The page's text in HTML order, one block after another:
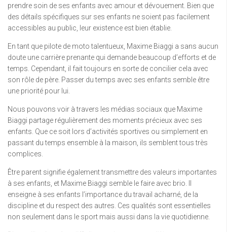
prendre soin de ses enfants avec amour et dévouement. Bien que
des détails spécifiques sur ses enfants ne soient pas facilement
accessibles au public, leur existence est bien établie.
En tant que pilote de moto talentueux, Maxime Biaggi a sans aucun
doute une carrière prenante qui demande beaucoup d’efforts et de
temps. Cependant, il fait toujours en sorte de concilier cela avec
son rôle de père. Passer du temps avec ses enfants semble être
une priorité pour lui.
Nous pouvons voir à travers les médias sociaux que Maxime
Biaggi partage régulièrement des moments précieux avec ses
enfants. Que ce soit lors d’activités sportives ou simplement en
passant du temps ensemble à la maison, ils semblent tous très
complices.
Être parent signifie également transmettre des valeurs importantes
à ses enfants, et Maxime Biaggi semble le faire avec brio. Il
enseigne à ses enfants l’importance du travail acharné, de la
discipline et du respect des autres. Ces qualités sont essentielles
non seulement dans le sport mais aussi dans la vie quotidienne.